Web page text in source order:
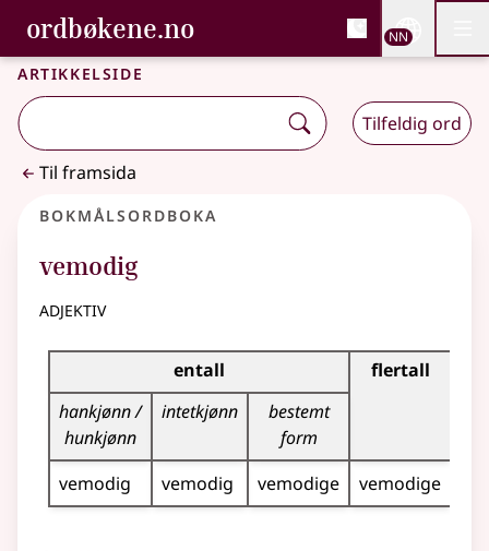
Gå til hovudinnhald
Tilgjenge
ordbøkene.no, Bokmålsordboka og
Bokmålsordboka og Nynorskordboka
NN
Artikkelside
Tilfeldig ord
Til framsida
Bokmålsordboka
vemodig
adjektiv
Bøyingstabell for dette adjektivet
entall
flertall
hankjønn /
hunkjønn
intetkjønn
bestemt
form
vemodig
vemodig vemodige vemodige